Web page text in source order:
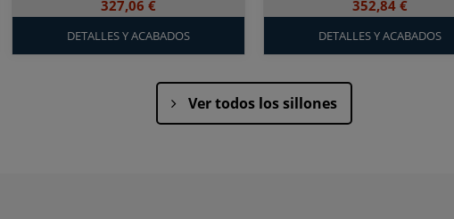
327,06 €
DETALLES Y ACABADOS
352,84 €
DETALLES Y ACABADOS
Ver todos los sillones